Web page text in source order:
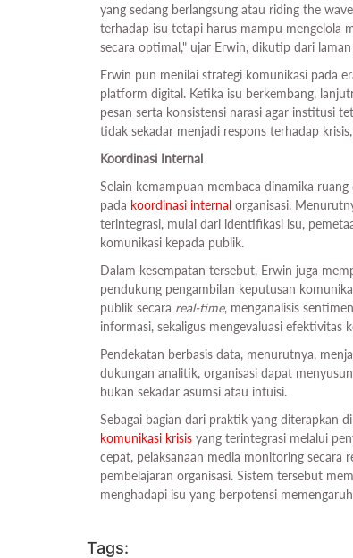
yang sedang berlangsung atau riding the
terhadap isu tetapi harus mampu mengelola
secara optimal," ujar Erwin, dikutip dari
Erwin pun menilai strategi komunikasi pada
platform digital. Ketika isu berkembang,
pesan serta konsistensi narasi agar institusi
tidak sekadar menjadi respons terhadap
Koordinasi Internal
Selain kemampuan membaca dinamika
pada koordinasi internal organisasi.
terintegrasi, mulai dari identifikasi isu,
komunikasi kepada publik.
Dalam kesempatan tersebut, Erwin juga
pendukung pengambilan keputusan
publik secara real-time, menganalisis
informasi, sekaligus mengevaluasi efektivitas
Pendekatan berbasis data, menurutnya,
dukungan analitik, organisasi dapat
bukan sekadar asumsi atau intuisi.
Sebagai bagian dari praktik yang diterapkan
komunikasi krisis yang terintegrasi melalui
cepat, pelaksanaan media monitoring secara
pembelajaran organisasi. Sistem tersebut
menghadapi isu yang berpotensi
Tags: